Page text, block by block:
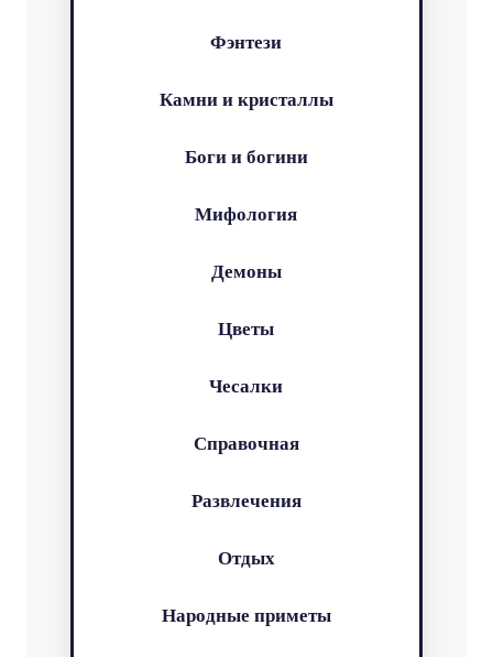
Фэнтези
Камни и кристаллы
Боги и богини
Мифология
Демоны
Цветы
Чесалки
Справочная
Развлечения
Отдых
Народные приметы